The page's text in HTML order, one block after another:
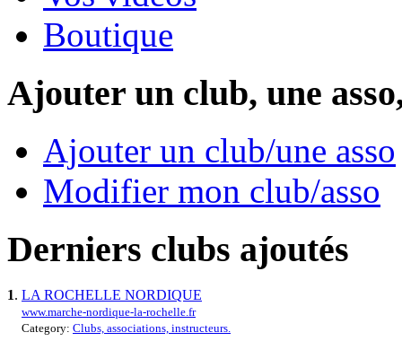
Boutique
Ajouter un club, une
Ajouter un club/une asso
Modifier mon club/asso
Derniers clubs ajoutés
1. LA ROCHELLE NORDIQUE
www.marche-nordique-la-rochelle.fr
Category: Clubs, associations, instructeurs.